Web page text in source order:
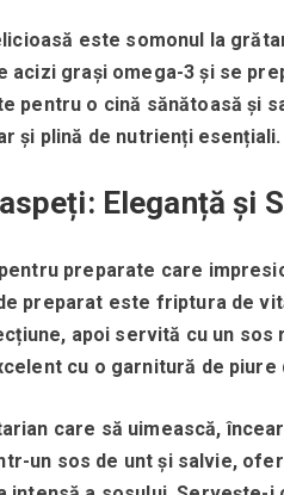
este somonul la
acizi grași omega-3 și se
pentru o cină sănătoasă și
și plină de nutrienți esențiali.
Eleganță și
preparate care
preparat este friptura de
apoi servită cu un sos
cu o garnitură de piure
care să uimească,
un sos de unt și salvie,